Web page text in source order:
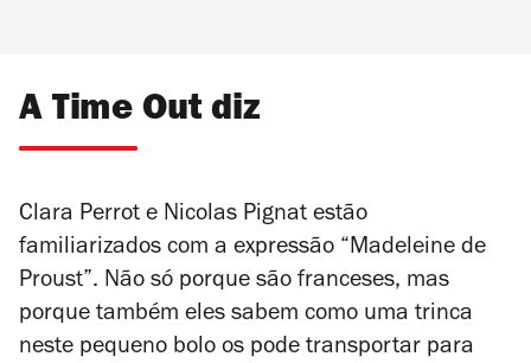
A Time Out diz
Clara Perrot e Nicolas Pignat estão
familiarizados com a expressão “Madeleine de
Proust”. Não só porque são franceses, mas
porque também eles sabem como uma trinca
neste pequeno bolo os pode transportar para